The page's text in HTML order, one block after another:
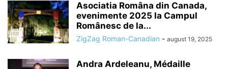
Asociatia Româna din Canada,
evenimente 2025 la Campul
Românesc de la...
ZigZag Roman-Canadian - august 19, 2025
Andra Ardeleanu, Médaille